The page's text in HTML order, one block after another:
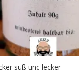
süß und lecker